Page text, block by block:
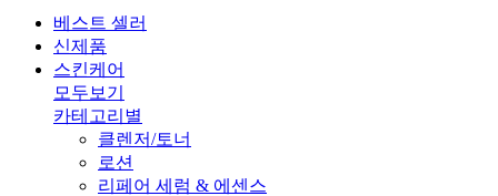
베스트 셀러
신제품
스킨케어
모두보기
카테고리별
클렌저/토너
로션
리페어 세럼 & 에센스